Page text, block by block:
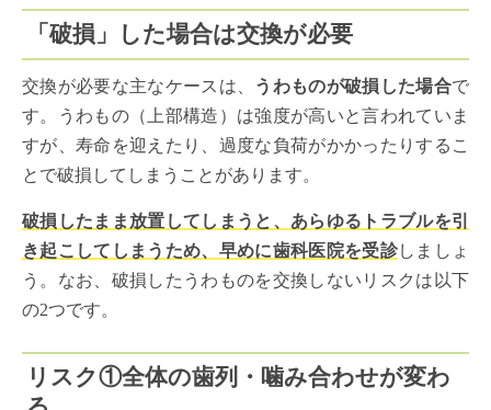
「破損」した場合は交換が必要
交換が必要な主なケースは、 うわものが破損した場合で
す。うわもの（上部構造）は強度が高いと言われていま
すが、寿命を迎えたり、過度な負荷がかかったりするこ
とで破損してしまうことがあります。
破損したまま放置してしまうと、あらゆるトラブルを引
き起こしてしまうため、早めに歯科医院を受診しましょ
う。なお、破損したうわものを交換しないリスクは以下
の2つです。
リスク①全体の歯列・噛み合わせが変わ